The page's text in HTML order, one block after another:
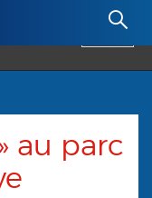
: Retour à l'accueil
au parc